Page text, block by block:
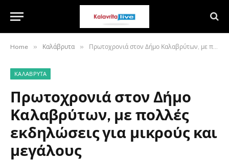
Home » Καλάβρυτα » Πρωτοχρονιά στον Δήμο Καλαβρύτων, με πολλές εκδηλώσεις για μικρούς και μεγάλους
ΚΑΛΆΒΡΥΤΑ
Πρωτοχρονιά στον Δήμο
Καλαβρύτων, με πολλές
εκδηλώσεις για μικρούς και
μεγάλους